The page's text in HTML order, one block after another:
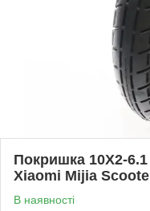
Покришка 10X2-
Xiaomi Mijia
В наявності